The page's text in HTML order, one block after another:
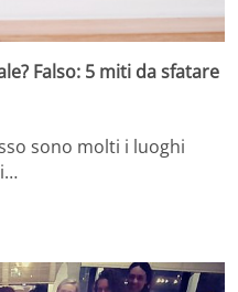
Falso: 5 miti da sfatare
sono molti i luoghi